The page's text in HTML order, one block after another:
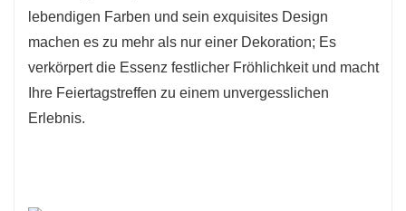
lebendigen Farben und sein exquisites Design
machen es zu mehr als nur einer Dekoration; Es
verkörpert die Essenz festlicher Fröhlichkeit und macht
Ihre Feiertagstreffen zu einem unvergesslichen
Erlebnis.